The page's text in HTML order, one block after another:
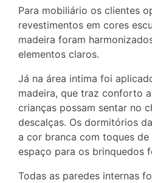
Para mobiliário os clientes
revestimentos em cores
madeira foram
elementos claros.
Já na área intima foi
madeira, que traz conforto
crianças possam sentar no
descalças. Os dormitórios
a cor branca com toques
espaço para os brinquedos
Todas as paredes internas